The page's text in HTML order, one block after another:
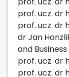
prof. ucz. dr
prof. ucz. dr
dr Jan
and Business
prof. ucz. dr
prof. ucz. dr